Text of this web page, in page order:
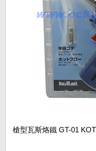
槍型瓦斯烙鐵 GT-01